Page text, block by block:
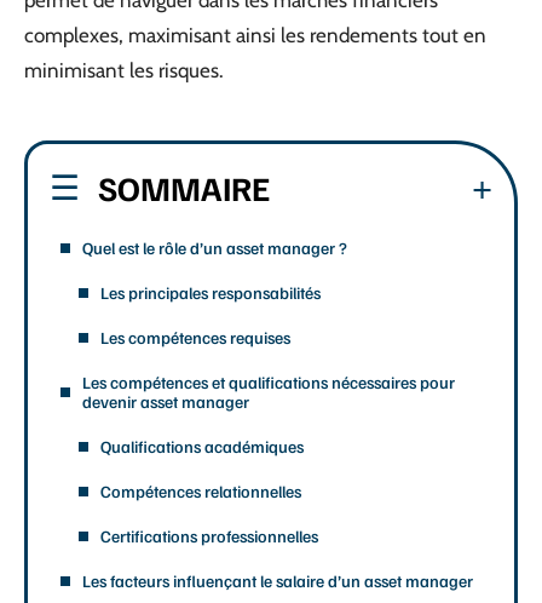
complexes, maximisant ainsi les rendements tout en
minimisant les risques.
SOMMAIRE
Quel est le rôle d’un asset manager ?
Les principales responsabilités
Les compétences requises
Les compétences et qualifications nécessaires pour
devenir asset manager
Qualifications académiques
Compétences relationnelles
Certifications professionnelles
Les facteurs influençant le salaire d’un asset manager